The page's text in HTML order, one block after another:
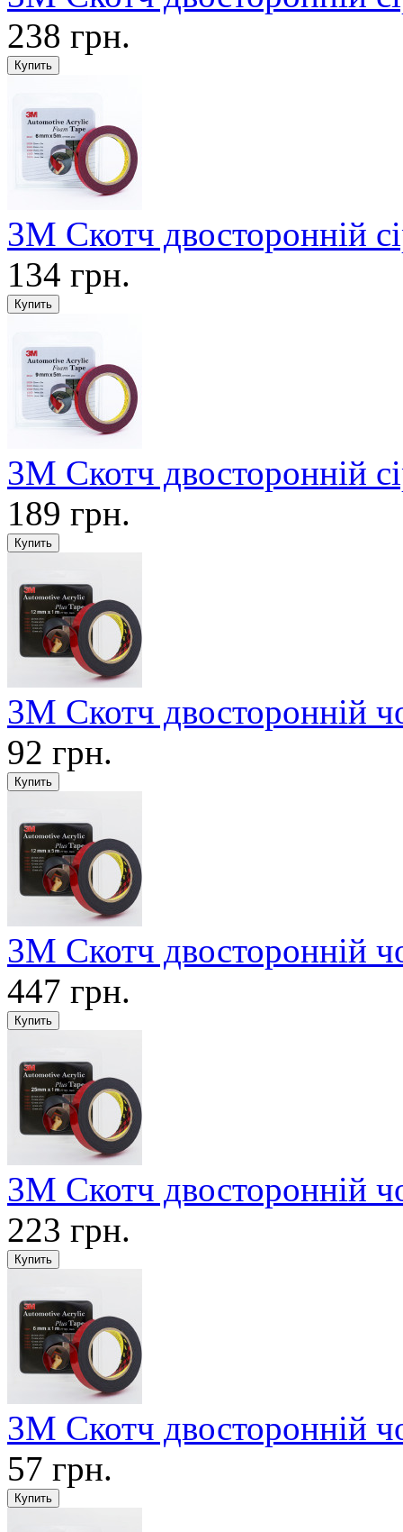
238 грн.
3М Скотч двосторонній
134 грн.
3М Скотч двосторонній
189 грн.
3М Скотч двосторонній
92 грн.
3М Скотч двосторонній
447 грн.
3М Скотч двосторонній
223 грн.
3М Скотч двосторонній
57 грн.